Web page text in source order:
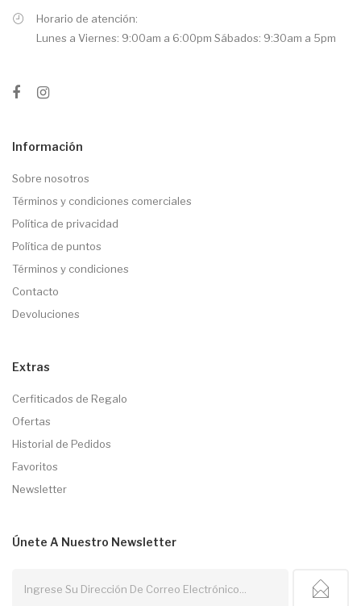
Horario de atención:
Lunes a Viernes: 9:00am a 6:00pm Sábados: 9:30am a 5pm
Información
Sobre nosotros
Términos y condiciones comerciales
Política de privacidad
Política de puntos
Términos y condiciones
Contacto
Devoluciones
Extras
Cerfiticados de Regalo
Ofertas
Historial de Pedidos
Favoritos
Newsletter
Únete A Nuestro Newsletter